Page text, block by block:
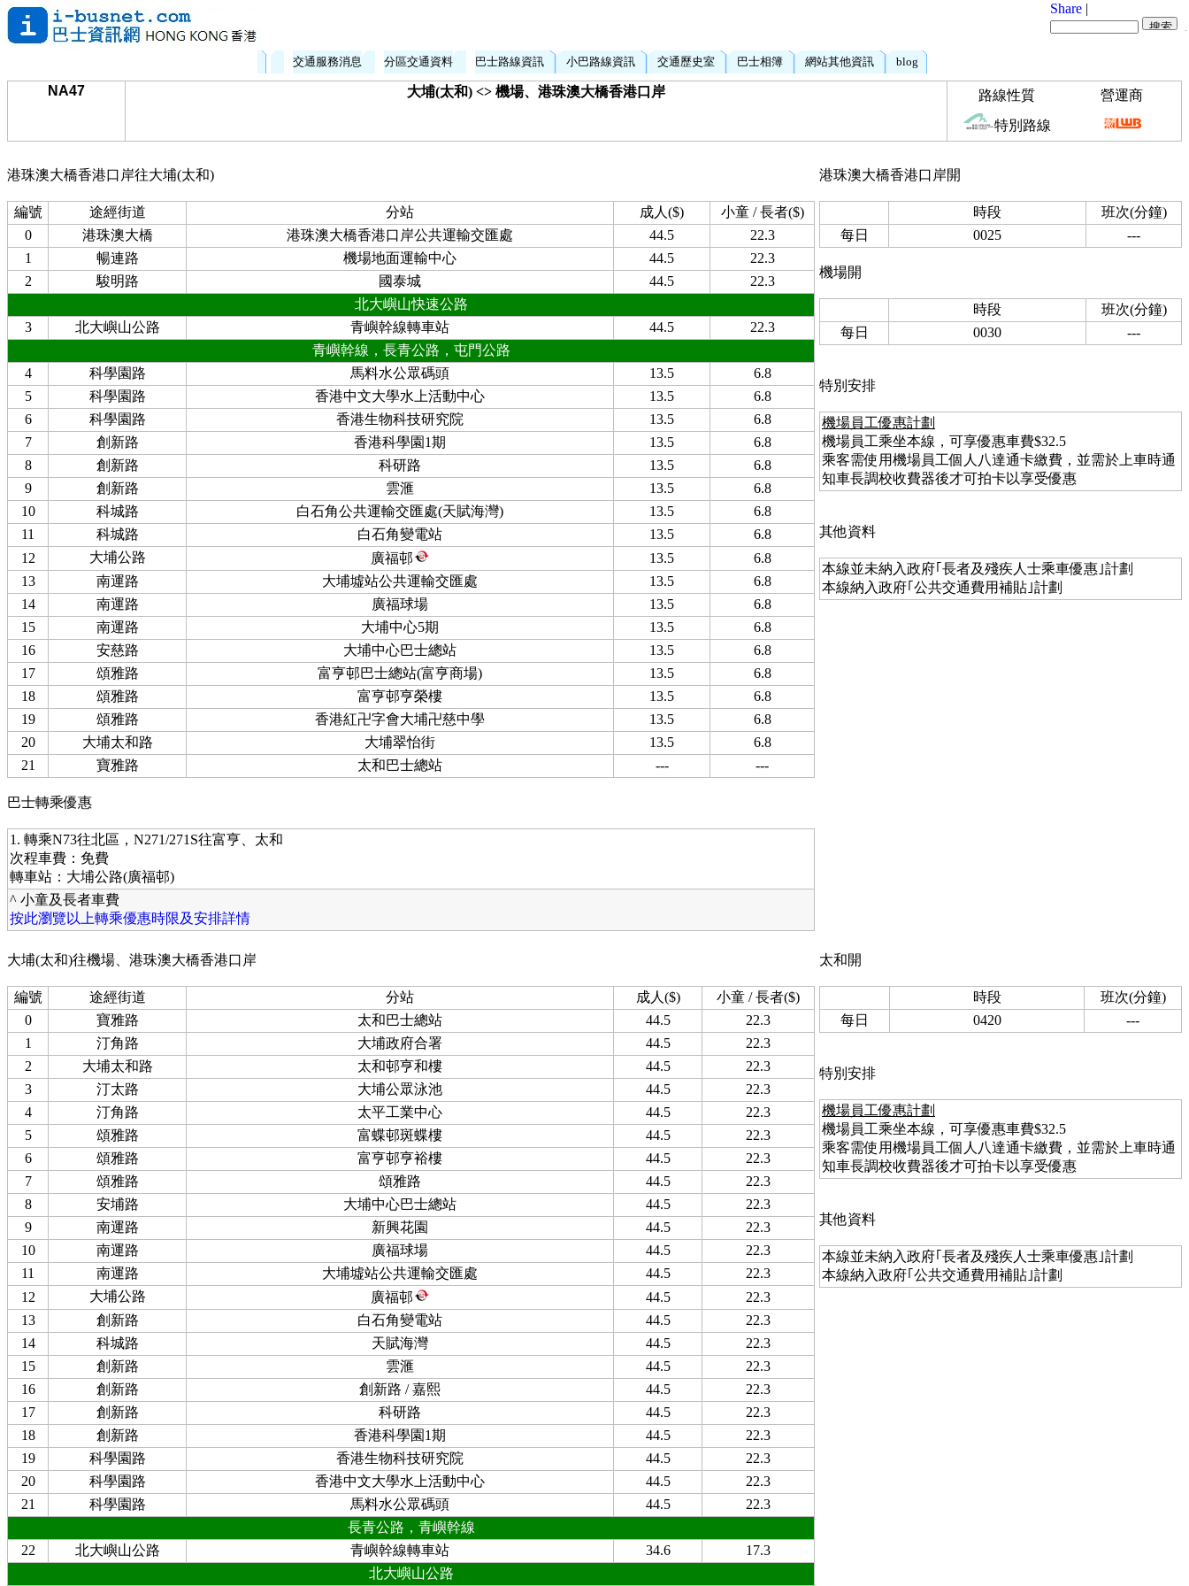
Share |
交通服務消息 分區交通資料 巴士路線資訊 小巴路線資訊 交通歷史室 巴士相簿 網站其他資訊 blog
NA47 大埔(太和) <> 機場、港珠澳大橋香港口岸 路線性質
營運商
特別路線
港珠澳大橋香港口岸往大埔(太和)
編號 途經街道 分站 成人($)
小童 / 長者($)
0
港珠澳大橋 港珠澳大橋香港口岸公共運輸交匯處 44.5
22.3
1
暢連路 機場地面運輸中心 44.5
22.3
2
駿明路 國泰城 44.5
22.3
北大嶼山快速公路
3
北大嶼山公路 青嶼幹線轉車站 44.5
22.3
青嶼幹線，長青公路，屯門公路
4
科學園路 馬料水公眾碼頭 13.5
6.8
5
科學園路 香港中文大學水上活動中心 13.5
6.8
6
科學園路 香港生物科技研究院 13.5
6.8
7
創新路 香港科學園1期 13.5
6.8
8
創新路 科研路 13.5
6.8
9
創新路 雲滙 13.5
6.8
10
科城路 白石角公共運輸交匯處(天賦海灣) 13.5
6.8
11
科城路 白石角變電站 13.5
6.8
12
大埔公路 廣福邨 13.5
6.8
13
南運路 大埔墟站公共運輸交匯處 13.5
6.8
14
南運路 廣福球場 13.5
6.8
15
南運路 大埔中心5期 13.5
6.8
16
安慈路 大埔中心巴士總站 13.5
6.8
17
頌雅路 富亨邨巴士總站(富亨商場) 13.5
6.8
18
頌雅路 富亨邨亨榮樓 13.5
6.8
19
頌雅路 香港紅卍字會大埔卍慈中學 13.5
6.8
20
大埔太和路 大埔翠怡街 13.5
6.8
21
寶雅路 太和巴士總站 --- ---
巴士轉乘優惠
1. 轉乘N73往北區，N271/271S往富亨、太和
次程車費：免費
轉車站：大埔公路(廣福邨)
^ 小童及長者車費
按此瀏覽以上轉乘優惠時限及安排詳情
港珠澳大橋香港口岸開
時段
班次(分鐘)
每日
0025 ---
機場開
時段
班次(分鐘)
每日
0030 ---
特別安排
機場員工優惠計劃
機場員工乘坐本線，可享優惠車費$32.5
乘客需使用機場員工個人八達通卡繳費，並需於上車時通
知車長調校收費器後才可拍卡以享受優惠
其他資料
本線並未納入政府｢長者及殘疾人士乘車優惠｣計劃
本線納入政府｢公共交通費用補貼｣計劃
大埔(太和)往機場、港珠澳大橋香港口岸
編號 途經街道 分站 成人($)
小童 / 長者($)
0
寶雅路 太和巴士總站 44.5
22.3
1
汀角路 大埔政府合署 44.5
22.3
2
大埔太和路 太和邨亨和樓 44.5
22.3
3
汀太路 大埔公眾泳池 44.5
22.3
4
汀角路 太平工業中心 44.5
22.3
5
頌雅路 富蝶邨斑蝶樓 44.5
22.3
6
頌雅路 富亨邨亨裕樓 44.5
22.3
7
頌雅路 頌雅路 44.5
22.3
8
安埔路 大埔中心巴士總站 44.5
22.3
9
南運路 新興花園 44.5
22.3
10
南運路 廣福球場 44.5
22.3
11
南運路 大埔墟站公共運輸交匯處 44.5
22.3
12
大埔公路 廣福邨 44.5
22.3
13
創新路 白石角變電站 44.5
22.3
14
科城路 天賦海灣 44.5
22.3
15
創新路 雲滙 44.5
22.3
16
創新路 創新路 / 嘉熙 44.5
22.3
17
創新路 科研路 44.5
22.3
18
創新路 香港科學園1期 44.5
22.3
19
科學園路 香港生物科技研究院 44.5
22.3
20
科學園路 香港中文大學水上活動中心 44.5
22.3
21
科學園路 馬料水公眾碼頭 44.5
22.3
長青公路，青嶼幹線
22
北大嶼山公路 青嶼幹線轉車站 34.6
17.3
北大嶼山公路
太和開
時段
班次(分鐘)
每日
0420 ---
特別安排
機場員工優惠計劃
機場員工乘坐本線，可享優惠車費$32.5
乘客需使用機場員工個人八達通卡繳費，並需於上車時通
知車長調校收費器後才可拍卡以享受優惠
其他資料
本線並未納入政府｢長者及殘疾人士乘車優惠｣計劃
本線納入政府｢公共交通費用補貼｣計劃